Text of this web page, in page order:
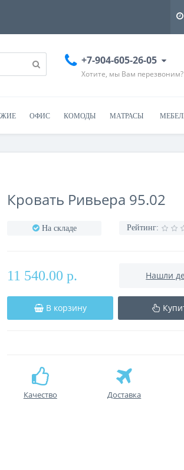
+7-904-605-26-05
Хотите, мы Вам перезвоним?
ОФИС КОМОДЫ МАТРАСЫ
Кровать Ривьера 95.02
На складе Рейтинг:
11 540.00 р. Нашли
В корзину
Качество Доставка